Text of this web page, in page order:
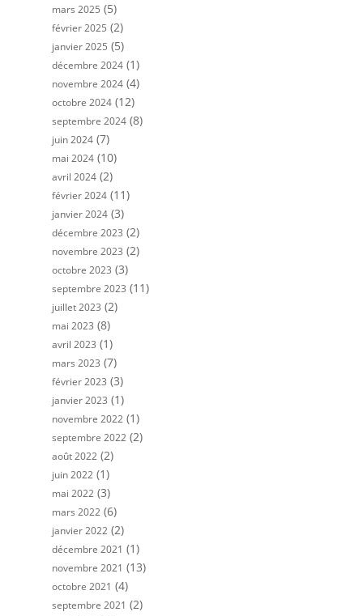
mars 2025 (5)
février 2025 (2)
janvier 2025 (5)
décembre 2024 (1)
novembre 2024 (4)
octobre 2024 (12)
septembre 2024 (8)
juin 2024 (7)
mai 2024 (10)
avril 2024 (2)
février 2024 (11)
janvier 2024 (3)
décembre 2023 (2)
novembre 2023 (2)
octobre 2023 (3)
septembre 2023 (11)
juillet 2023 (2)
mai 2023 (8)
avril 2023 (1)
mars 2023 (7)
février 2023 (3)
janvier 2023 (1)
novembre 2022 (1)
septembre 2022 (2)
août 2022 (2)
juin 2022 (1)
mai 2022 (3)
mars 2022 (6)
janvier 2022 (2)
décembre 2021 (1)
novembre 2021 (13)
octobre 2021 (4)
septembre 2021 (2)